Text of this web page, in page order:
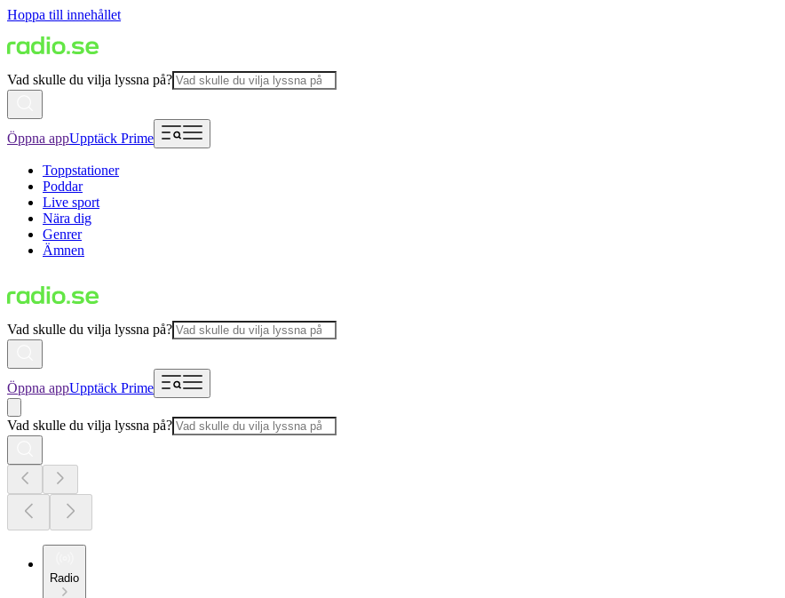
Hoppa till innehållet
Vad skulle du vilja lyssna på?
Öppna appUpptäck Prime
Toppstationer
Poddar
Live sport
Nära dig
Genrer
Ämnen
Vad skulle du vilja lyssna på?
Öppna appUpptäck Prime
Vad skulle du vilja lyssna på?
Radio